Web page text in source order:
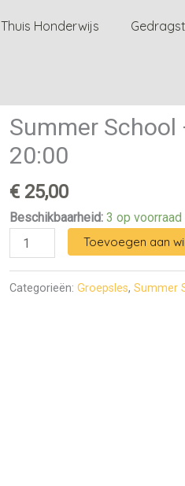
Thuis Honderwijs
Summer
20:00
€ 25,00
Beschikbaarheid: 3 op voorraad
Summer
School
-
Sport
&
Spel
14/7
20:00
aantal
Toevoegen aan
Categorieën: Groepsles, Summer